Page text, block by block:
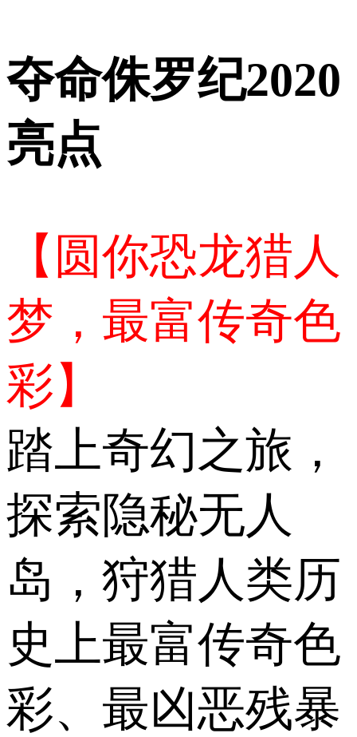
夺命侏罗纪2020
亮点
【圆你恐龙猎人
梦，最富传奇色
彩】
踏上奇幻之旅，
探索隐秘无人
岛，狩猎人类历
史上最富传奇色
彩、最凶恶残暴